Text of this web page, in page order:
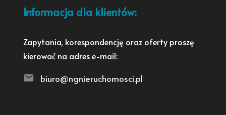
Informacja dla klientów:
Zapytania, korespondencję oraz oferty proszę
kierować na adres e-mail:
biuro@ngnieruchomosci.pl